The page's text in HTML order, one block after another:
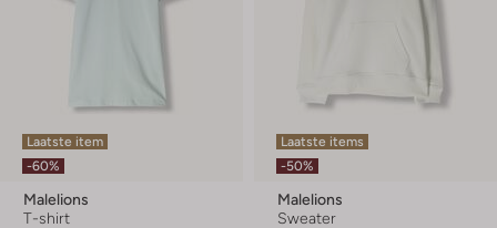
Laatste item
-60%
Malelions
T-shirt
Laatste items
-50%
Malelions
Sweater